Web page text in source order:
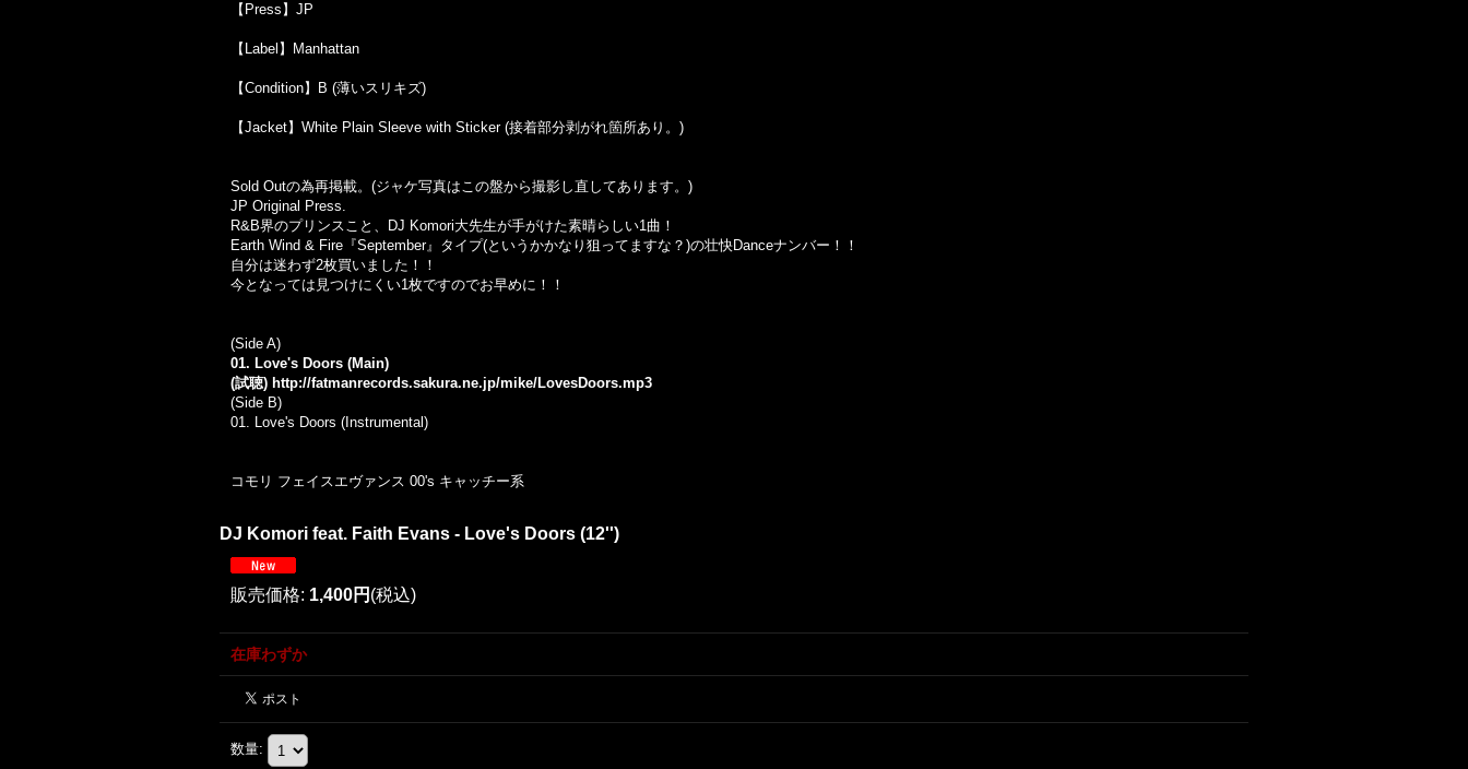
【Press】JP
【Label】Manhattan
【Condition】B (薄いスリキズ)
【Jacket】White Plain Sleeve with Sticker (接着部分剥がれ箇所あり。)
Sold Outの為再掲載。(ジャケ写真はこの盤から撮影し直してあります。)
JP Original Press.
R&B界のプリンスこと、DJ Komori大先生が手がけた素晴らしい1曲！
Earth Wind & Fire『September』タイプ(というかかなり狙ってますな？)の壮快Danceナンバー！！
自分は迷わず2枚買いました！！
今となっては見つけにくい1枚ですのでお早めに！！
(Side A)
01. Love's Doors (Main)
(試聴) http://fatmanrecords.sakura.ne.jp/mike/LovesDoors.mp3
(Side B)
01. Love's Doors (Instrumental)
コモリ フェイスエヴァンス 00's キャッチー系
DJ Komori feat. Faith Evans - Love's Doors (12'')
販売価格: 1,400円 (税込)
在庫わずか
数量: